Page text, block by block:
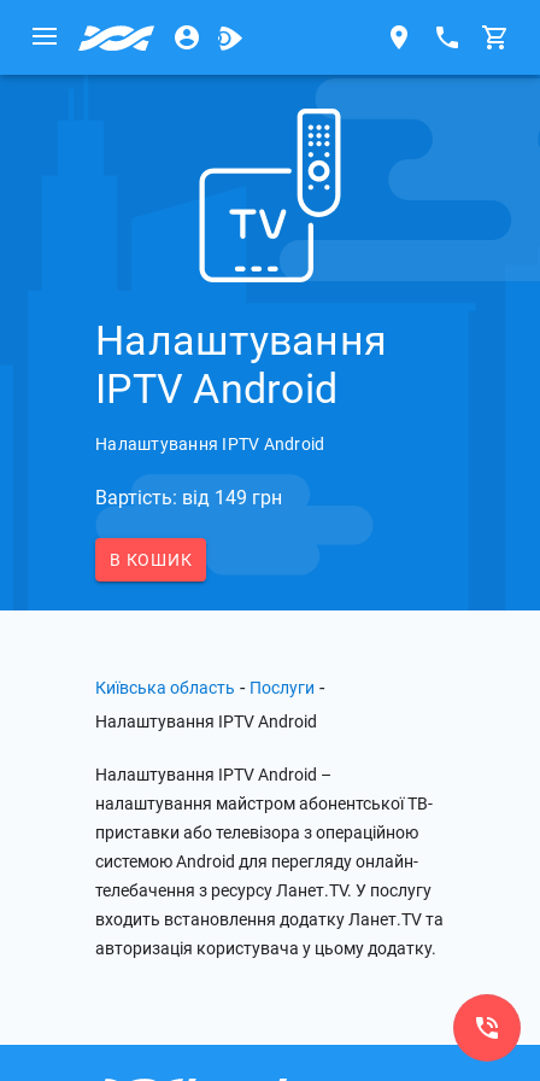
Налаштування
IPTV Android
Налаштування IPTV Android
В КОШИК
Вартість: вiд 149 грн
Київська область - Послуги -
Налаштування IPTV Android
Налаштування IPTV Android –
налаштування майстром абонентської ТВ-
приставки або телевізора з операційною
системою Android для перегляду онлайн-
телебачення з ресурсу Ланет.TV. У послугу
входить встановлення додатку Ланет.TV та
авторизація користувача у цьому додатку.